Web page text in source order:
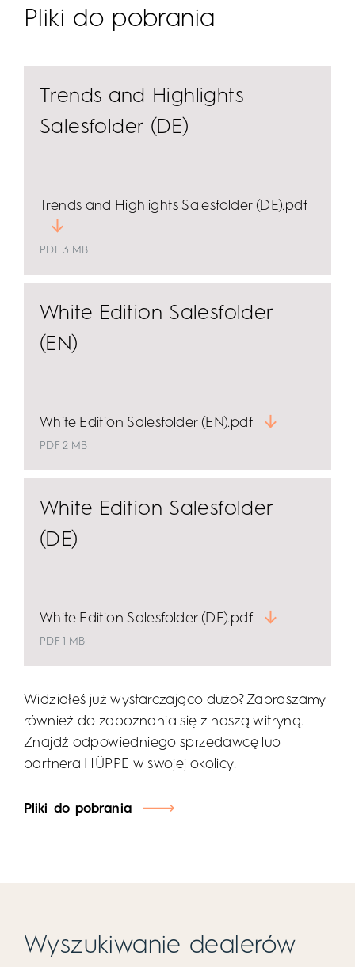
wyczuwalnej krawędzi.
wariantów modeli czeka na Twoją inwencję.
Pliki do pobrania
Trends and Highlights
Salesfolder (DE)
Trends and Highlights Salesfolder (DE).pdf
PDF 3 MB
White Edition Salesfolder
(EN)
White Edition Salesfolder (EN).pdf
PDF 2 MB
White Edition Salesfolder
(DE)
White Edition Salesfolder (DE).pdf
PDF 1 MB
Widziałeś już wystarczająco dużo? Zapraszamy
również do zapoznania się z naszą witryną.
Znajdź odpowiedniego sprzedawcę lub
partnera HÜPPE w swojej okolicy.
Pliki do pobrania
Wyszukiwanie dealerów